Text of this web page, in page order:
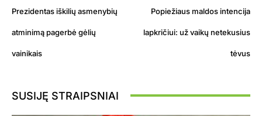
Prezidentas iškilių asmenybių
atminimą pagerbė gėlių
vainikais
Popiežiaus maldos intencija
lapkričiui: už vaikų netekusius
tėvus
SUSIJĘ STRAIPSNIAI